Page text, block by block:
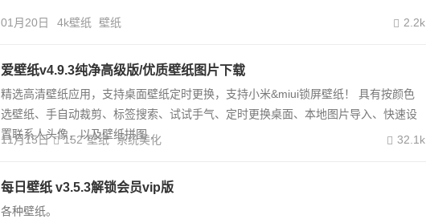
01月20日 2.2k
4k壁纸 壁纸
爱壁纸v4.9.3纯净高级版/优质壁纸图片下载
精选高清壁纸应用，支持桌面壁纸定时更换，支持小米&miui锁屏壁纸！ 具有按颜色
选壁纸、手自动裁剪、标签搜索、试试手气、定时更换桌面、本地图片导入、快速设
置联系人头像，以及壁纸拼图...
11月15日 32.1k
152 壁纸 系统美化
每日壁纸 v3.5.3解锁会员vip版
各种壁纸。